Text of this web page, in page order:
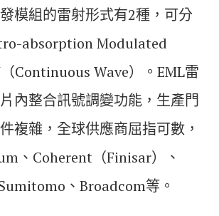
模組的雷射形式有2種，可分
absorption Modulated
Continuous Wave）。EML雷
內整合訊號調變功能，生產門
複雜，全球供應商屈指可數，
、Coherent（Finisar）、
、Broadcom等。